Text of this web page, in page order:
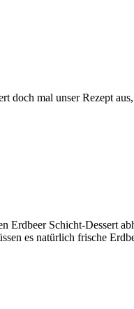
mal unser Rezept
Schicht-Dessert
es natürlich frische